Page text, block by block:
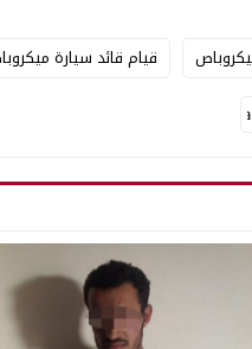
قيام قائد سيارة